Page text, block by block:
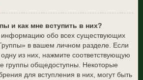
и как мне вступить в них?
информацию обо всех существующих
в вашем личном разделе. Если
одну из них, нажмите соответствующую
группы общедоступны. Некоторые
для вступления в них, могут быть